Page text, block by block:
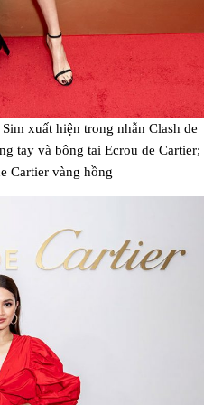
xuất hiện trong nhẫn Clash de
tay và bông tai Ecrou de Cartier;
Cartier vàng hồng